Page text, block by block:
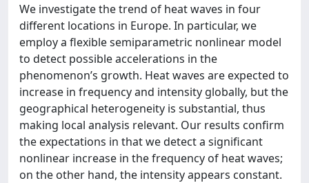
We investigate the trend of heat waves in four
different locations in Europe. In particular, we
employ a flexible semiparametric nonlinear model
to detect possible accelerations in the
phenomenon’s growth. Heat waves are expected to
increase in frequency and intensity globally, but the
geographical heterogeneity is substantial, thus
making local analysis relevant. Our results confirm
the expectations in that we detect a significant
nonlinear increase in the frequency of heat waves;
on the other hand, the intensity appears constant.